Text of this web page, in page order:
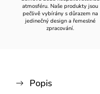
atmosféru. Naše produkty jsou
pečlivě vybírány s důrazem na
jedinečný design a řemeslné
zpracování.
Popis